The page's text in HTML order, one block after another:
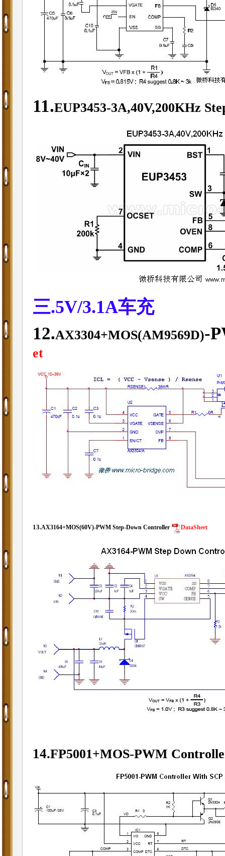
11.EUP3453-3A,40V,200KHz
三.5V/3.1A车充
12.AX3304+MOS(AM9569D)-
et
13.AX3164+MOS(60V)-PWM Step-Down Controller DataSheet
14.FP5001+MOS-PWM